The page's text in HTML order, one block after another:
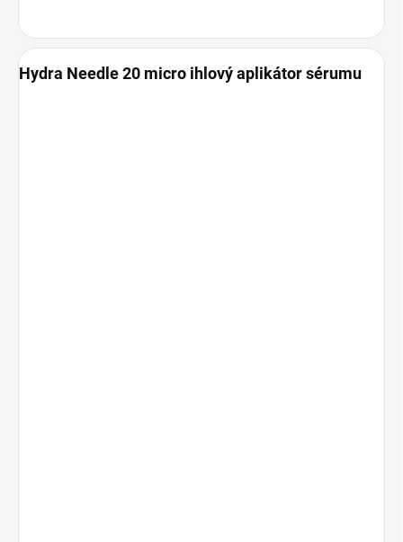
Hydra Needle 20 micro ihlový aplikátor sérumu